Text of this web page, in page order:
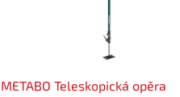
METABO Teleskopická opěra